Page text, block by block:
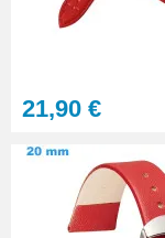
21,90 €